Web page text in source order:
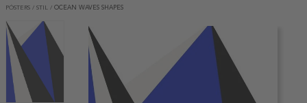
PÓSTERS / STIL / OCEAN WAVES SHAPES